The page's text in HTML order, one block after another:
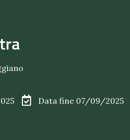
Data fine 07/09/2025